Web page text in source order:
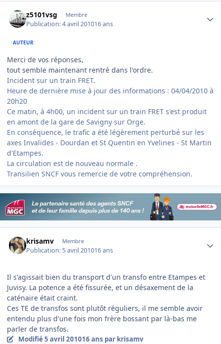
z5101vsg Membre
Publication:4 avril 201016 ans
AUTEUR
Merci de vos réponses,
tout semble maintenant rentré dans l'ordre.
Incident sur un train FRET.
Heure de dernière mise à jour des informations : 04/04/2010 à
20h20
Ce matin, à 4h00, un incident sur un train FRET s'est produit
en amont de la gare de Savigny sur Orge.
En conséquence, le trafic a été légèrement perturbé sur les
axes Invalides - Dourdan et St Quentin en Yvelines - St Martin
d'Etampes.
La circulation est de nouveau normale .
Transilien SNCF vous remercie de votre compréhension.
krisamv Membre
Publication: 5 avril 201016 ans
Il s'agissait bien du transport d'un transfo entre Etampes et
Juvisy. La potence a été fissurée, et un désaxement de la
caténaire était craint.
Ces TE de transfos sont plutôt réguliers, il me semble avoir
entendu plus d'une fois mon frère bossant par là-bas me
parler de transfos.
Modifié5 avril 201016 ans par krisamv